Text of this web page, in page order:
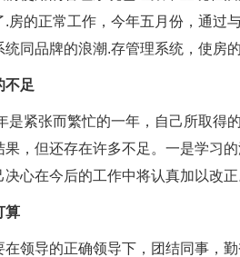
.房的正常工作，今年五月份，通过
统同品牌的浪潮.存管理系统，使房
不足
紧张而繁忙的一年，自己所取得的
果，但还存在许多不足。一是学习
心在今后的工作中将认真加以改正
算
导的正确领导下，团结同事，勤